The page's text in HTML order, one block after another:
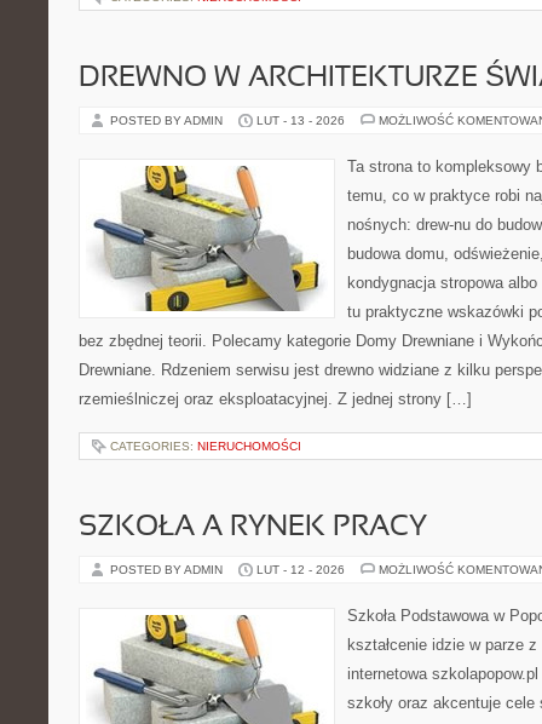
DREWNO W ARCHITEKTURZE
POSTED BY ADMIN LUT - 13 - 2026 MOŻLIWOŚĆ
Ta strona to kompleksowy
temu, co w praktyce robi
nośnych: drew-nu do
budowa domu,
kondygnacja stropowa
tu praktyczne wskazówki
bez zbędnej teorii. Polecamy kategorie Domy Drewniane i
Drewniane. Rdzeniem serwisu jest drewno widziane z kilku
rzemieślniczej oraz eksploatacyjnej. Z jednej strony […]
CATEGORIES: NIERUCHOMOŚCI
SZKOŁA A RYNEK PRACY
POSTED BY ADMIN LUT - 12 - 2026 MOŻLIWOŚĆ
Szkoła Podstawowa w
kształcenie idzie w parze
internetowa
szkoły oraz akcentuje cele